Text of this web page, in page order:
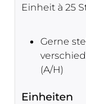
Einheit à 25
Gerne
(A/H)
Einheiten